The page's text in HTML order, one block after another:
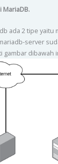
MariaDB.
ada 2 tipe yaitu
server
gambar dibawah